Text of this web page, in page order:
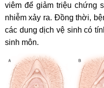
viêm để giảm triệu chứng
nhiễm xảy ra. Đồng thời,
các dung dịch vệ sinh có
sinh môn.